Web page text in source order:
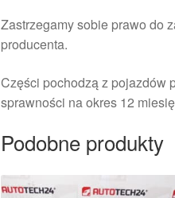
Zastrzegamy sobie prawo do
producenta.
Części pochodzą z pojazdów
sprawności na okres 12
Podobne produkty